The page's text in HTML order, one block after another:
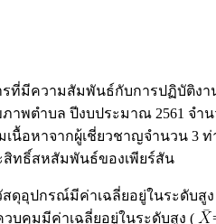
ที่มีความสัมพันธ์กับการปฏิบัติ
ตำบล ปีงบประมาณ 2561 จำ
นื้อหาจากผู้เชี่ยวชาญจำนวน
สิทธิ์สหสัมพันธ์ของเพียร์สัน
ดุอุปกรณ์มีค่าเฉลี่ยอยู่ในระดับสูง
บคุมมีค่าเฉลี่ยอยู่ในระดับสูง (